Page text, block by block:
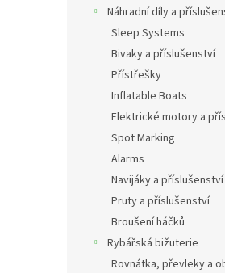
Náhradní díly a
Sleep Systems
Bivaky a příslušenství
Přístřešky
Inflatable Boats
Elektrické motory a
Spot Marking
Alarms
Navijáky a příslušenství
Pruty a příslušenství
Broušení háčků
Rybářská bižuterie
Rovnátka, převleky a